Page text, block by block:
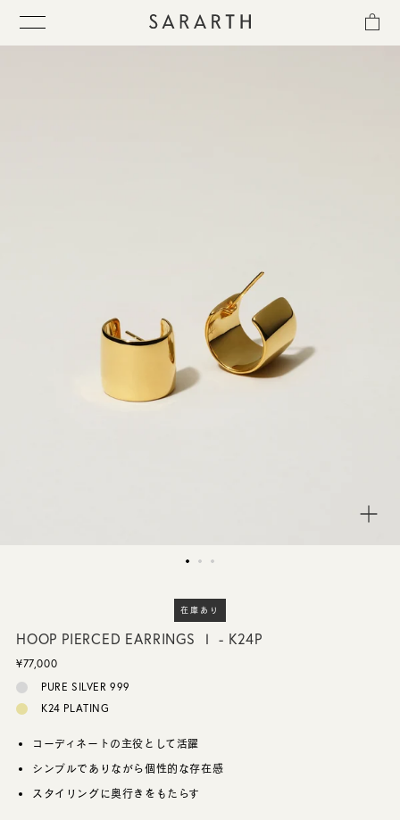
ス
SHOP LIST
OUR PHILOSOPHY
在庫あり
HOOP PIERCED EARRINGS Ⅰ - K24P
¥77,000
PURE SILVER 999
K24 PLATING
コーディネートの主役として活躍
シンプルでありながら個性的な存在感
スタイリングに奥行きをもたらす